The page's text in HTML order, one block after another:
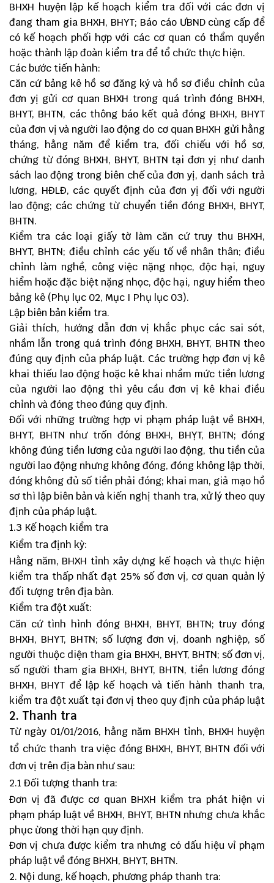
BHXH huyện lập kế hoạch kiểm tra đối với các đơn vị
đang tham gia BHXH, BHYT; Báo cáo ƯBND cùng cấp để
có kế hoạch phối hợp với các cơ quan có thẩm quyền
hoặc thành lập đoàn kiểm tra để tổ chức thực hiện.
Các bước tiến hành:
Căn cứ bảng kê hồ sơ đăng ký và hồ sơ điều chỉnh của
đơn yị gửi cơ quan BHXH trong quá trình đóng BHXH,
BHYT, BHTN, các thông báo kết quả đóng BHXH, BHYT
của đơn vị và người lao động do cơ quan BHXH gửi hằng
tháng, hằng năm để kiểm tra, đối chiếu với hồ sơ,
chứng từ đóng BHXH, BHYT, BHTN tại đơn yị như danh
sách lao động trong biên chế của đơn yị, danh sách trả
lương, HĐLĐ, các quyết định của đơn yị đối với người
lao động; các chứng từ chuyển tiền đóng BHXH, BHYT,
BHTN.
Kiểm tra các loại giấy tờ làm căn cứ truy thu BHXH,
BHYT, BHTN; điều chỉnh các yếu tố về nhân thân; điều
chỉnh làm nghề, công việc nặng nhọc, độc hại, nguy
hiểm hoặc đặc biệt nặng nhọc, độc hại, nguy hiểm theo
bảng kê (Phụ lục 02, Mục I Phụ lục 03).
Lập biên bản kiểm tra.
Giải thích, hướng dẫn đơn vị khắc phục các sai sót,
nhầm lẫn trong quá trình đóng BHXH, BHYT, BHTN theo
đúng quy định của pháp luật. Các trường hợp đơn vị kê
khai thiếu lao động hoặc kê khai nhầm mức tiền lương
của người lao động thì yêu cầu đơn vị kê khai điều
chỉnh và đóng theo đúng quy định.
Đối với những trường hợp vi phạm pháp luật về BHXH,
BHYT, BHTN như trốn đóng BHXH, BHỴT, BHTN; đóng
không đúng tiền lương của người lao động, thu tiền của
người lao động nhưng không đóng, đóng không lập thời,
đóng không đủ số tiền phải đóng; khai man, giả mạo hồ
sơ thì lập biên bản và kiến nghị thanh tra, xử lý theo quy
định của pháp luật.
1.3 Kế hoạch kiểm tra
Kiểm tra định kỳ:
Hằng năm, BHXH tỉnh xây dựng kế hoạch và thực hiện
kiểm tra thấp nhất đạt 25% số đơn vị, cơ quan quản lý
đối tượng trên địa bàn.
Kiểm tra đột xuất:
Căn cứ tình hình đóng BHXH, BHYT, BHTN; truy đóng
BHXH, BHYT, BHTN; số lượng đơn vị, doanh nghiệp, số
người thuộc diện tham gia BHXH, BHYT, BHTN; số đơn vị,
số người tham gia BHXH, BHYT, BHTN, tiền lương đóng
BHXH, BHYT để lập kế hoạch và tiến hành thanh tra,
kiểm tra đột xuất tại đơn vị theo quy định của pháp luật
2. Thanh tra
Từ ngày 01/01/2016, hằng năm BHXH tỉnh, BHXH huyện
tổ chức thanh tra việc đóng BHXH, BHYT, BHTN đối với
đơn vị trên địa bàn như sau:
2.1 Đối tượng thanh tra:
Đơn vị đã được cơ quan BHXH kiểm tra phát hiện vi
phạm pháp luật về BHXH, BHYT, BHTN nhưng chưa khắc
phục ừong thời hạn quy định.
Đơn vị chưa được kiểm tra nhưng có dấu hiệu vỉ phạm
pháp luật về đóng BHXH, BHYT, BHTN.
2. Nội dung, kế hoạch, phương pháp thanh tra: